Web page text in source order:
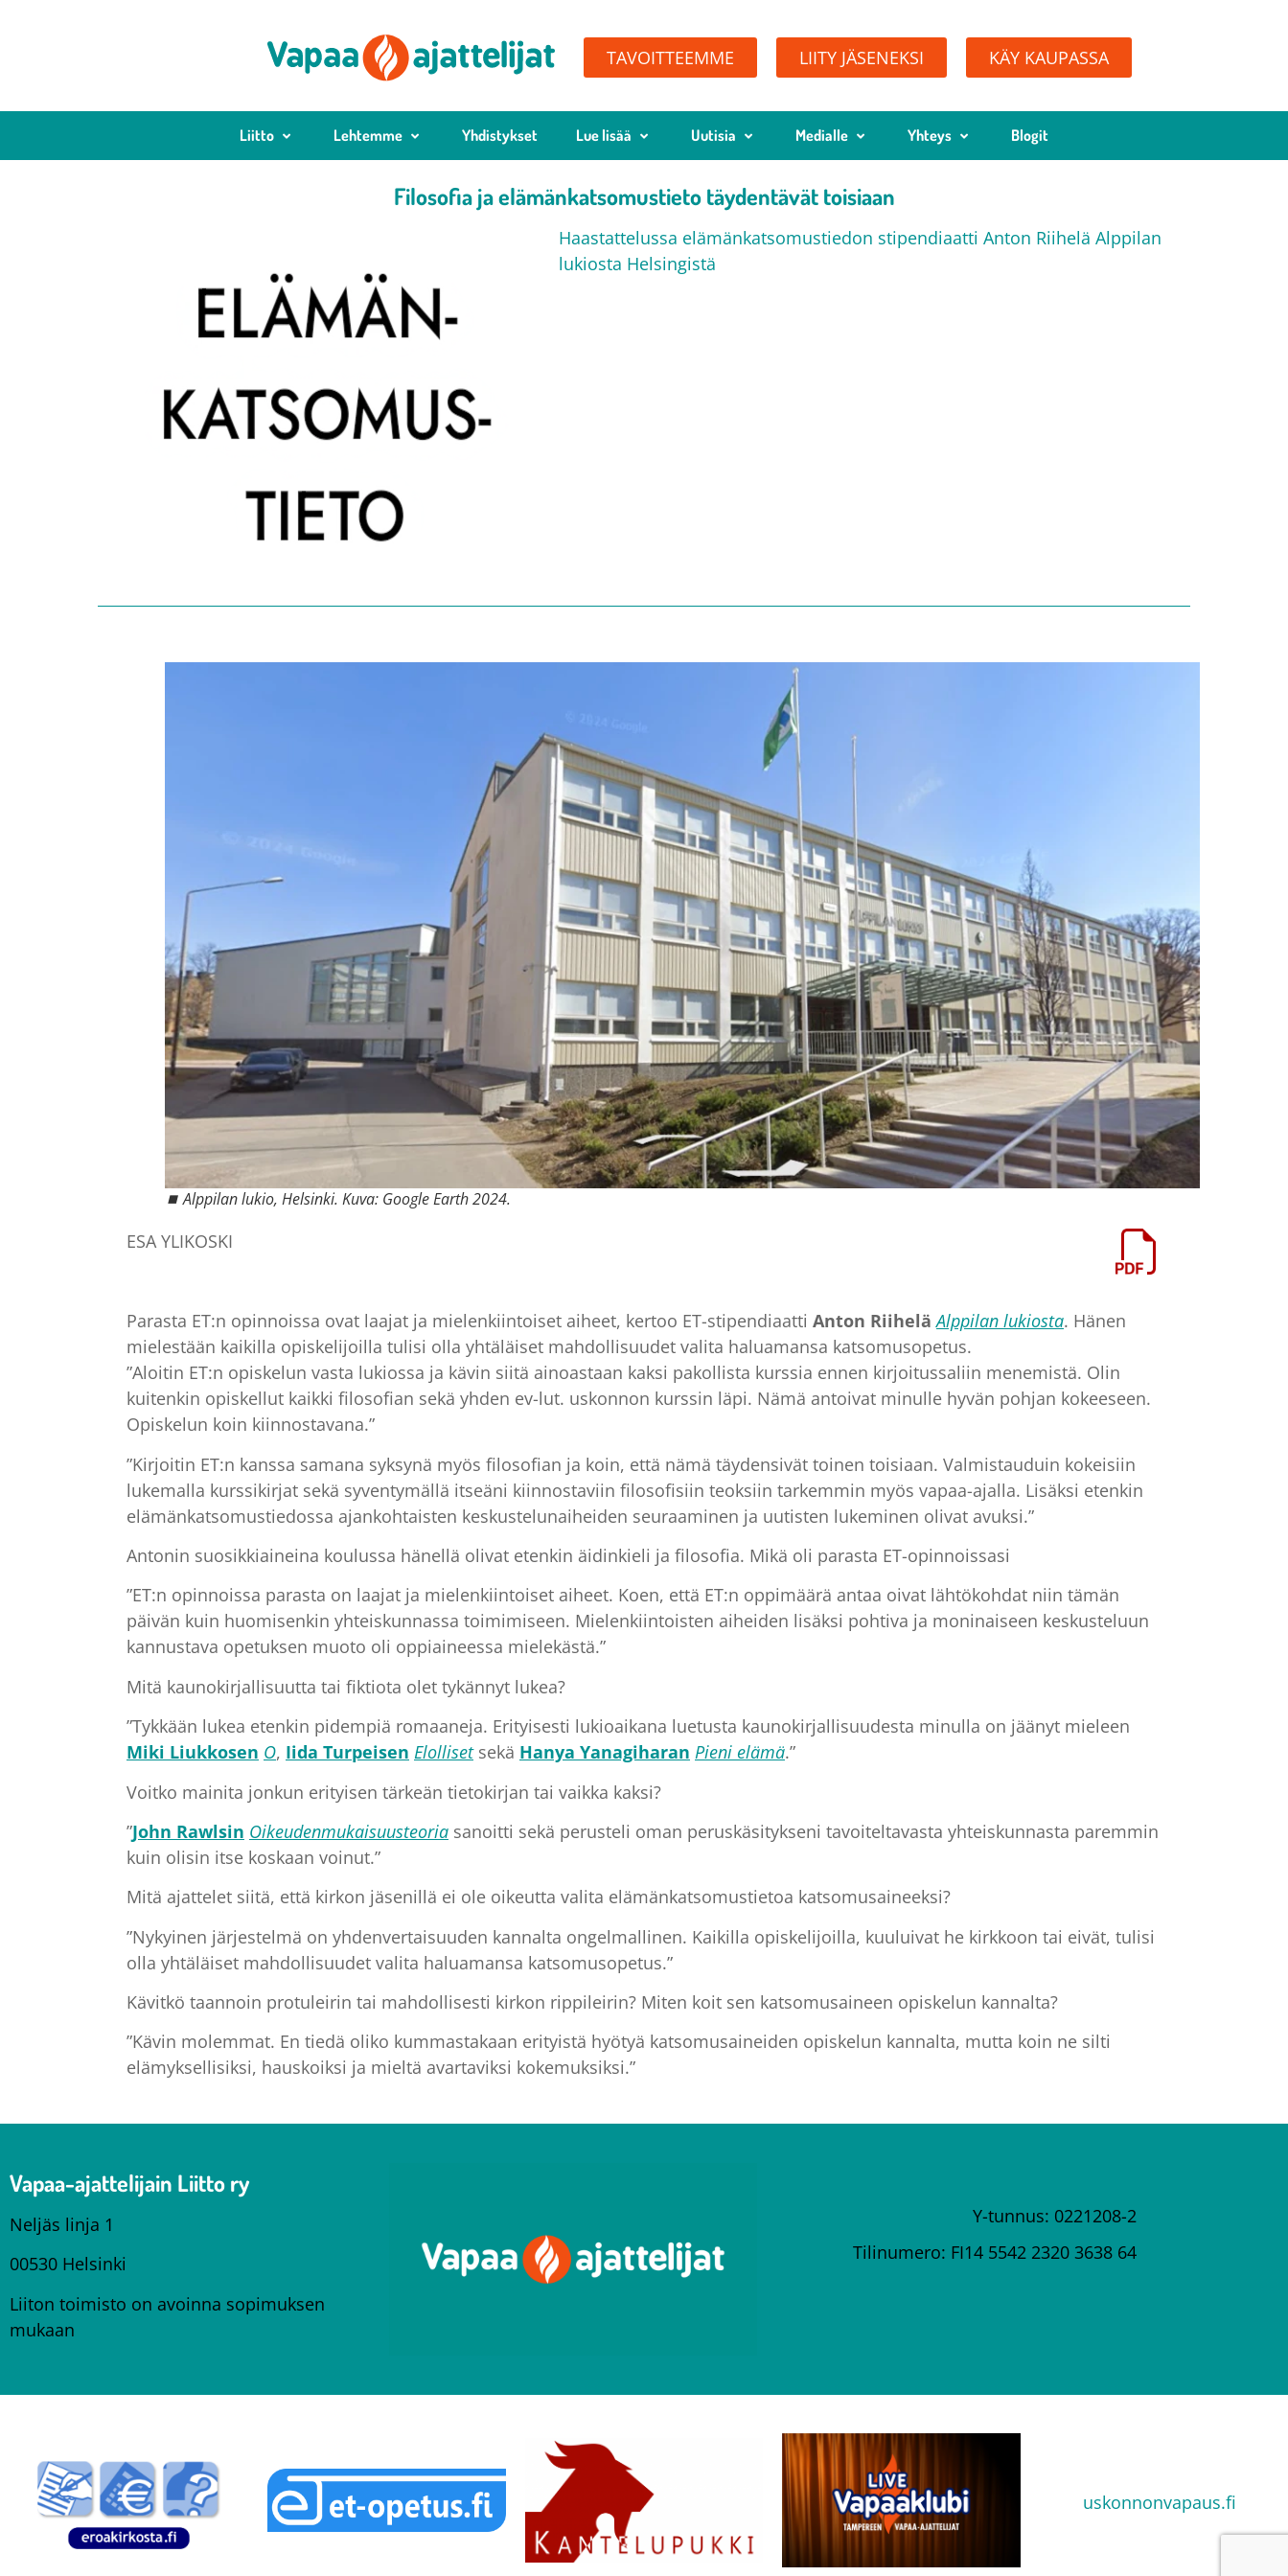
TAVOITTEEMME LIITY JÄSENEKSI KÄY KAUPASSA
Liitto Lehtemme Yhdistykset Lue lisää Uutisia Medialle Yhteys Blogit
Filosofia ja elämänkatsomustieto täydentävät toisiaan
Haastattelussa elämänkatsomustiedon stipendiaatti Anton Riihelä Alppilan
lukiosta Helsingistä
⏹ Alppilan lukio, Helsinki. Kuva: Google Earth 2024.
ESA YLIKOSKI
Parasta ET:n opinnoissa ovat laajat ja mielenkiintoiset aiheet, kertoo ET-stipendiaatti Anton Riihelä Alppilan lukiosta. Hänen
mielestään kaikilla opiskelijoilla tulisi olla yhtäläiset mahdollisuudet valita haluamansa katsomusopetus.
”Aloitin ET:n opiskelun vasta lukiossa ja kävin siitä ainoastaan kaksi pakollista kurssia ennen kirjoitussaliin menemistä. Olin
kuitenkin opiskellut kaikki filosofian sekä yhden ev-lut. uskonnon kurssin läpi. Nämä antoivat minulle hyvän pohjan kokeeseen.
Opiskelun koin kiinnostavana.”
”Kirjoitin ET:n kanssa samana syksynä myös filosofian ja koin, että nämä täydensivät toinen toisiaan. Valmistauduin kokeisiin
lukemalla kurssikirjat sekä syventymällä itseäni kiinnostaviin filosofisiin teoksiin tarkemmin myös vapaa-ajalla. Lisäksi etenkin
elämänkatsomustiedossa ajankohtaisten keskustelunaiheiden seuraaminen ja uutisten lukeminen olivat avuksi.”
Antonin suosikkiaineina koulussa hänellä olivat etenkin äidinkieli ja filosofia. Mikä oli parasta ET-opinnoissasi
”ET:n opinnoissa parasta on laajat ja mielenkiintoiset aiheet. Koen, että ET:n oppimäärä antaa oivat lähtökohdat niin tämän
päivän kuin huomisenkin yhteiskunnassa toimimiseen. Mielenkiintoisten aiheiden lisäksi pohtiva ja moninaiseen keskusteluun
kannustava opetuksen muoto oli oppiaineessa mielekästä.”
Mitä kaunokirjallisuutta tai fiktiota olet tykännyt lukea?
”Tykkään lukea etenkin pidempiä romaaneja. Erityisesti lukioaikana luetusta kaunokirjallisuudesta minulla on jäänyt mieleen
Miki Liukkosen O, Iida Turpeisen Elollisetsekä Hanya Yanagiharan Pieni elämä.”
Voitko mainita jonkun erityisen tärkeän tietokirjan tai vaikka kaksi?
”John Rawlsin Oikeudenmukai­suusteoria sanoitti sekä perusteli oman peruskäsitykseni tavoiteltavasta yhteiskunnasta paremmin
kuin olisin itse koskaan voinut.”
Mitä ajattelet siitä, että kirkon jäsenillä ei ole oikeutta valita elämänkatsomustietoa katsomusaineeksi?
”Nykyinen järjestelmä on yhdenvertaisuuden kannalta ongelmallinen. Kaikilla opiskelijoilla, kuuluivat he kirkkoon tai eivät, tulisi
olla yhtäläiset mahdollisuudet valita haluamansa katsomusopetus.”
Kävitkö taannoin protuleirin tai mahdollisesti kirkon rippileirin? Miten koit sen katsomusaineen opiskelun kannalta?
”Kävin molemmat. En tiedä oliko kummastakaan erityistä hyötyä katsomusaineiden opiskelun kannalta, mutta koin ne silti
elämyksellisiksi, hauskoiksi ja mieltä avartaviksi kokemuksiksi.”
Vapaa-ajattelijain Liitto ry
Neljäs linja 1
00530 Helsinki
Liiton toimisto on avoinna sopimuksen
mukaan
Y-tunnus: 0221208-2
Tilinumero: FI14 5542 2320 3638 64
uskonnonvapaus.fi